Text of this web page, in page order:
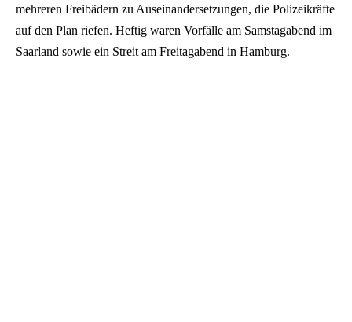
mehreren Freibädern zu Auseinandersetzungen, die Polizeikräfte
auf den Plan riefen. Heftig waren Vorfälle am Samstagabend im
Saarland sowie ein Streit am Freitagabend in Hamburg.